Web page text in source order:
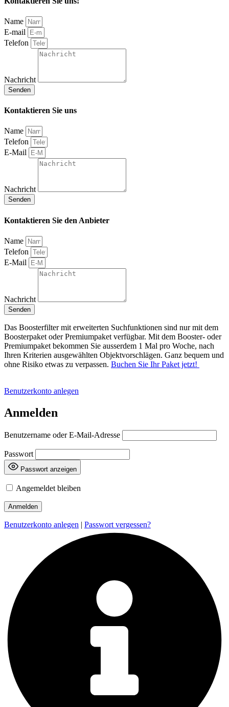
Name
E-mail
Telefon
Nachricht
Senden
Kontaktieren Sie uns
Name
Telefon
E-Mail
Nachricht
Senden
Kontaktieren Sie den Anbieter
Name
Telefon
E-Mail
Nachricht
Senden
Das Boosterfilter mit erweiterten Suchfunktionen sind nur mit dem
Boosterpaket oder Premiumpaket verfügbar. Mit dem Booster- oder
Premiumpaket bekommen Sie ausserdem 1 Mal pro Woche, nach
Ihren Kriterien ausgewählten Objektvorschlägen. Ganz bequem und
ohne Risiko etwas zu verpassen. Buchen Sie Ihr Paket jetzt!
Benutzerkonto anlegen
Anmelden
Benutzername oder E-Mail-Adresse
Passwort
Passwort anzeigen
Angemeldet bleiben
Benutzerkonto anlegen | Passwort vergessen?